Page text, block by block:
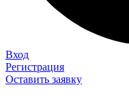
Вход
Регистрация
Оставить заявку